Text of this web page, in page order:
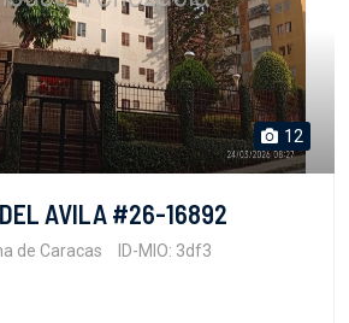
12
DEL AVILA #26-16892
de Caracas ID-MIO: 3df3